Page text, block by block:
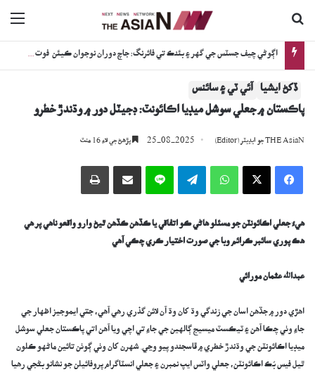
اڳوڻي چيف جسٽس جي گهر ۽ بئنڪ تي فائرنگ: جاچ دوران نوجوان ڪيئن فوت ٿيو؟
ڏکڻ ايشيا آئي ٽي ۽ سائنس
پاڪستان ۾ جعلي سوشل ميڊيا اڪائونٽ: ڊجيٽل دور ۾ وڌندڙ خطرو
THE AsiaN جو ايڊيٽر (Editor) 25-08-2025 پڙھڻ جي لاءِ 16 منٽ
Facebook
X
WhatsApp
Telegram
Line اي ميل وسيلي ونڊيو پرنٽ
هيءُ جعلي اڪائونٽن جو مسئلو هاڻي ڪو اتفاقي يا ڪڏهن ڪڏهن ٿيڻ وارو واقعو ناهي پر هي
هڪ پوري سائبر ڪرائم وبا جي صورت اختيار ڪري چڪي آهي
عبدالله عثمان مورائي
اهڙي دور ۾ جڏهن اسان جي زندگي وڌ کان وڌ آن لائن گذري رهي آهي، جتي ايموجيز اظهار جي
جاءِ وٺي چڪا آهن ۽ ٽيڪسٽ ميسيج ڳالهين جي جاءِ تي اچي ويا آهن اتي پاڪستان جعلي سوشل
ميڊيا اڪائونٽن جي وڌندڙ خطري ۾ ڦاسجندو پيو وڃي. شهرن کان وٺي ڳوٺن تائين ماڻهو ڪلون
ٿيل فيس بُڪ اڪائونٽن، جعلي واٽس ايپ نمبرن ۽ جعلي انسٽاگرام پروفائيلن جو نشانو بڻجي رهيا